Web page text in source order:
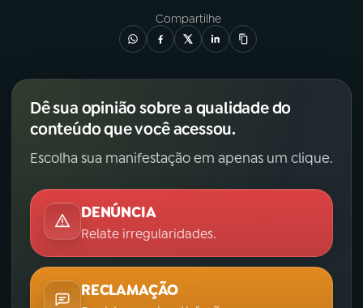
Compartilhe
Dê sua opinião sobre a qualidade do
conteúdo que você acessou.
Escolha sua manifestação em apenas um clique.
DENÚNCIA
Relate irregularidades.
RECLAMAÇÃO